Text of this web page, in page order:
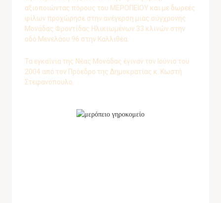
αξιοποιώντας πόρους του ΜΕΡΟΠΕΙΟΥ και με δωρεές
φίλων προχώρησε στην ανέγερση μιας σύγχρονης
Μονάδας Φροντίδας Ηλικιωμένων 33 κλινών στην
οδό Μενελάου 96 στην Καλλιθέα.
Τα εγκαίνια της Νέας Μονάδας έγιναν τον Ιούνιο του
2004 από τον Πρόεδρο της Δημοκρατίας κ. Κωστή
Στεφανόπουλο.